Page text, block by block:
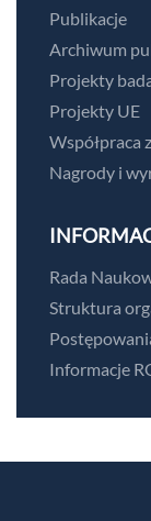
Publikacje
Archiwum
Projekty
Projekty UE
Współpraca
Nagrody i
Rada
Struktura
Informacje